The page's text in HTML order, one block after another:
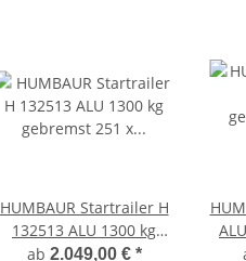
HUMBAUR Startrailer H
132513 ALU 1300 kg
gebremst 251 x 131 mit
ab 2.049,00 € *